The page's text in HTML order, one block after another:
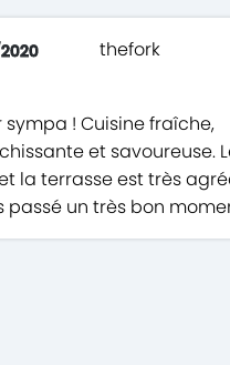
thefork
sympa ! Cuisine fraîche,
et savoureuse.
la terrasse est très
passé un très bon